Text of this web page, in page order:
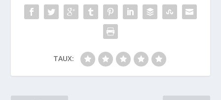
TAUX: